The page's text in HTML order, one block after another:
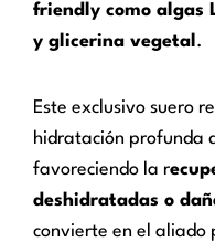
friendly como algas
y glicerina vegetal .
Este exclusivo suero
hidratación profunda
favoreciendo la r
deshidratadas o
convierte en el aliado